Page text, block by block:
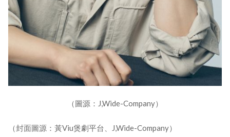
（圖源：J,Wide-Company）
（封面圖源：黃Viu煲劇平台、J,Wide-Company）